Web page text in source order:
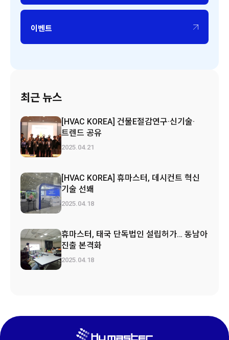
이벤트
최근 뉴스
[HVAC KOREA] 건물E절감연구·신기술·
트렌드 공유
2025.04.21
[HVAC KOREA] 휴마스터, 데시컨트 혁신
기술 선봬
2025.04.18
휴마스터, 태국 단독법인 설립허가… 동남아
진출 본격화
2025.04.18